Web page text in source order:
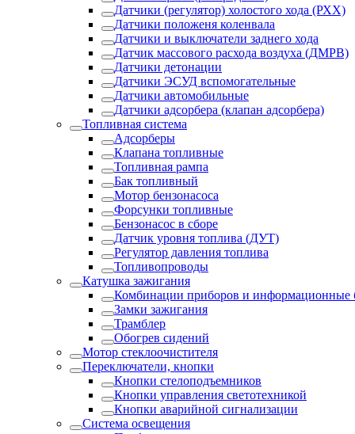
Датчики (регулятор) холостого хода (РХХ)
Датчики положеня коленвала
Датчики и выключатели заднего хода
Датчик массового расхода воздуха (ДМРВ)
Датчики детонации
Датчики ЭСУД вспомогательные
Датчики автомобильные
Датчики адсорбера (клапан адсорбера)
Топливная система
Адсорберы
Клапана топливные
Топливная рампа
Бак топливный
Мотор бензонасоса
Форсунки топливные
Бензонасос в сборе
Датчик уровня топлива (ДУТ)
Регулятор давления топлива
Топливопроводы
Катушка зажигания
Комбинации приборов и информационные
Замки зажигания
Трамблер
Обогрев сидений
Мотор стеклоочистителя
Переключатели, кнопки
Кнопки стелоподъемников
Кнопки управления светотехникой
Кнопки аварийной сигнализации
Система освещения